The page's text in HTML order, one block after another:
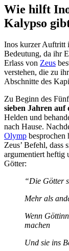
Wie hilft
Kalypso
Inos kurzer Auftritt
Bedeutung, da ihr
Erlass von Zeus
verstehen, die zu
Abschnitte des
Zu Beginn des
sieben Jahren auf
Helden und
nach Hause.
Olymp besprochen
Zeus’ Befehl, dass
argumentiert heftig
Götter:
“Die Götter
Mehr als
Wenn
machen
Und sie ins